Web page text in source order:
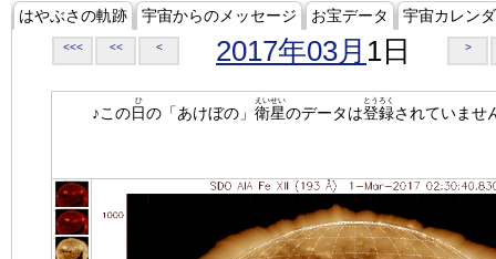
はやぶさの軌跡 宇宙からのメッセージ お宝データ 宇宙カレン
<<< << < 2017年03月 1日 >
♪この日
ひ
の「あけぼの」 衛星
えいせい
のデータは登録
とうろく
されていませ